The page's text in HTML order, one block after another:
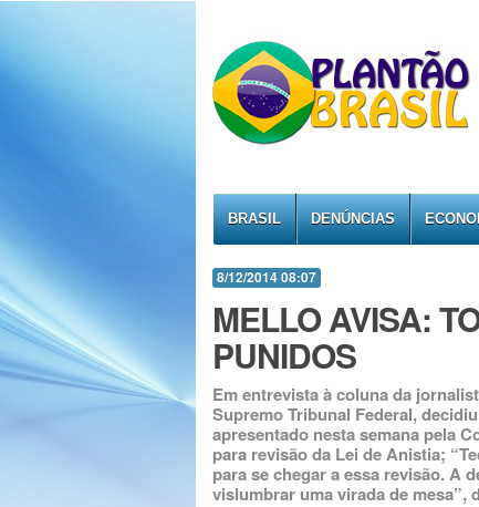
BRASIL DENÚNCIAS
8/12/2014 08:07
MELLO AVISA:
PUNIDOS
Em entrevista à coluna da
Supremo Tribunal Federal,
apresentado nesta semana pela
para revisão da Lei de Anistia;
para se chegar a essa revisão. A
vislumbrar uma virada de mesa”,